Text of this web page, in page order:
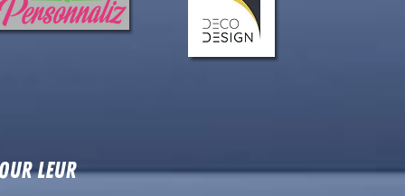
LEUR